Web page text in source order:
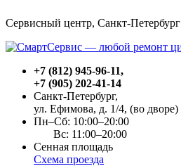
Сервисный центр, Cанкт-Петербург
+7 (812) 945-96-11,
+7 (905) 202-41-14
Санкт-Петербург,
ул. Ефимова, д. 1/4, (во дворе)
Пн–Сб: 10:00–20:00
Вс: 11:00–20:00
Сенная площадь
Схема проезда